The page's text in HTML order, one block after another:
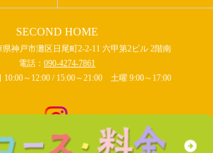
SECOND HOME
県神戸市灘区日尾町2-2-11 六甲第2ビル 2階南
電話： 090-4274-7861
～12:00 / 15:00～21:00 土曜 9:00～17:00